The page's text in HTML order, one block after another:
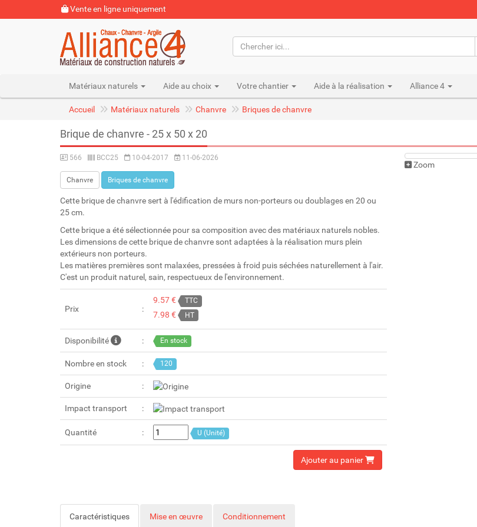
Vente en ligne uniquement
Matériaux naturels Aide au choix Votre chantier Aide à la réalisation Alliance 4
Accueil Matériaux naturels Chanvre Briques de chanvre
Brique de chanvre - 25 x 50 x 20
566 BCC25 10-04-2017 11-06-2026
Chanvre Briques de chanvre
Cette brique de chanvre sert à l'édification de murs non-porteurs ou doublages en 20 ou
25 cm.
Cette brique a été sélectionnée pour sa composition avec des matériaux naturels nobles.
Les dimensions de cette brique de chanvre sont adaptées à la réalisation murs plein
extérieurs non porteurs.
Les matières premières sont malaxées, pressées à froid puis séchées naturellement à l'air.
C'est un produit naturel, sain, respectueux de l'environnement.
Prix
9.57 € TTC
7.98 € HT
Disponibilité En stock
Nombre en stock 120
Origine
Impact transport
Quantité U (Unité)
Ajouter au panier
Zoom
Caractéristiques Mise en œuvre Conditionnement